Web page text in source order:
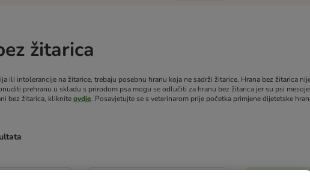
žitarica
ili intolerancije na žitarice, trebaju posebnu hranu koja ne sadrži žitarice. Hrana bez žitarica
prehranu u skladu s prirodom psa mogu se odlučiti za hranu bez žitarica jer su psi
bez žitarica, klikniteovdje. Posavjetujte se s veterinarom prije početka primjene dijetetske
promijenjeni